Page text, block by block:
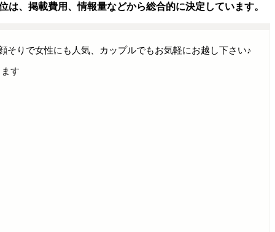
は、掲載費用、情報量などから総合的に決定しています。
りで女性にも人気、カップルでもお気軽にお越し下さい♪
す